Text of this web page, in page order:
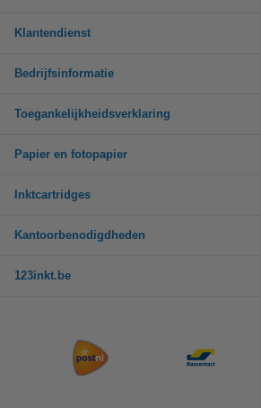
Klantendienst
Bedrijfsinformatie
Toegankelijkheidsverklaring
Papier en fotopapier
Inktcartridges
Kantoorbenodigdheden
123inkt.be